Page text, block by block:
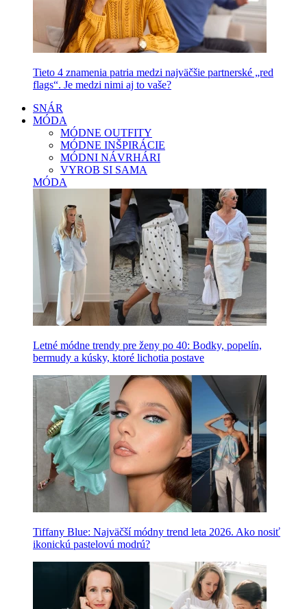
Tieto 4 znamenia patria medzi najväčšie partnerské „red
flags“. Je medzi nimi aj to vaše?
SNÁR
MÓDA
MÓDNE OUTFITY
MÓDNE INŠPIRÁCIE
MÓDNI NÁVRHÁRI
VYROB SI SAMA
MÓDA
Letné módne trendy pre ženy po 40: Bodky, popelín,
bermudy a kúsky, ktoré lichotia postave
Tiffany Blue: Najväčší módny trend leta 2026. Ako nosiť
ikonickú pastelovú modrú?